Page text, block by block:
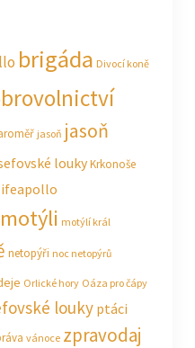
brigáda Divocí koně
jasoň jasoň
loukyKrkonoše
motýli motýlí král
netopýři noc netopýrů
Orlické hory Oáza pro čápy
louky ptáci
vánoce zpravodaj